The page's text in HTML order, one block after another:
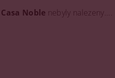
Casa Noble nebyly nalezeny....